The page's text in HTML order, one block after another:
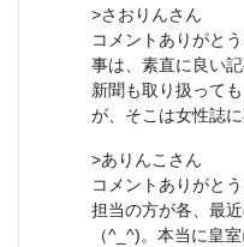
>さおりんさん
コメントありがと
事は、素直に良い
新聞も取り扱って
が、そこは女性誌
>ありんこさん
コメントありがと
担当の方が各、最
（^_^)。本当に皇